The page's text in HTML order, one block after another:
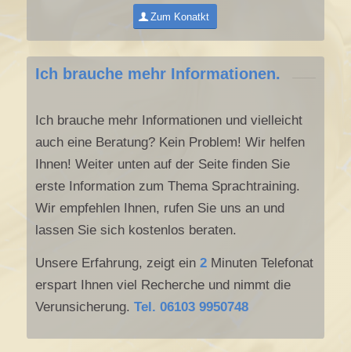
Zum Konatkt
Ich brauche mehr Informationen.
Ich brauche mehr Informationen und vielleicht
auch eine Beratung? Kein Problem! Wir helfen
Ihnen! Weiter unten auf der Seite finden Sie
erste Information zum Thema Sprachtraining.
Wir empfehlen Ihnen, rufen Sie uns an und
lassen Sie sich kostenlos beraten.
Unsere Erfahrung, zeigt ein2 Minuten Telefonat
erspart Ihnen viel Recherche und nimmt die
Verunsicherung.Tel. 06103 9950748